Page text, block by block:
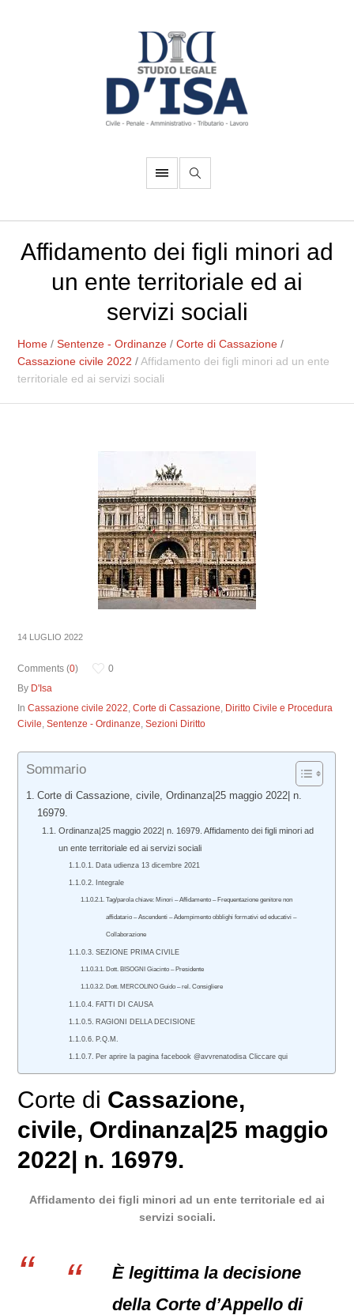
Affidamento dei figli minori ad
un ente territoriale ed ai
servizi sociali
Home /Sentenze - Ordinanze /Corte di Cassazione /
Cassazione civile 2022 /Affidamento dei figli minori ad un ente
territoriale ed ai servizi sociali
14 LUGLIO 2022
Comments (0)
0
By D'Isa
InCassazione civile 2022,Corte di Cassazione, Diritto Civile e Procedura
Civile,Sentenze - Ordinanze,Sezioni Diritto
Sommario
Corte di Cassazione, civile, Ordinanza|25 maggio 2022| n.
16979.
Ordinanza|25 maggio 2022| n. 16979. Affidamento dei figli minori ad
un ente territoriale ed ai servizi sociali
Data udienza 13 dicembre 2021
Integrale
Tag/parola chiave: Minori – Affidamento – Frequentazione genitore non
affidatario – Ascendenti – Adempimento obblighi formativi ed educativi –
Collaborazione
SEZIONE PRIMA CIVILE
Dott. BISOGNI Giacinto – Presidente
Dott. MERCOLINO Guido – rel. Consigliere
FATTI DI CAUSA
RAGIONI DELLA DECISIONE
P.Q.M.
Per aprire la pagina facebook @avvrenatodisa Cliccare qui
Corte di Cassazione,
civile, Ordinanza|25 maggio
2022| n. 16979.
Affidamento dei figli minori ad un ente territoriale ed ai
servizi sociali.
È legittima la decisione
della Corte d’Appello di